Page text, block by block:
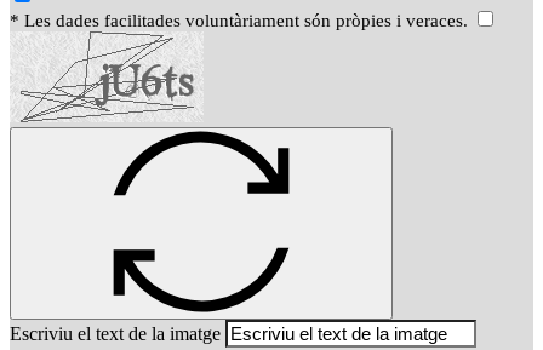
* Les dades facilitades voluntàriament són pròpies i veraces.
Escriviu el text de la imatge